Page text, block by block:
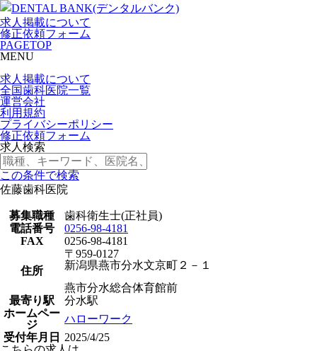
求人掲載について
修正依頼フォーム
PAGETOP
MENU
求人掲載について
全国歯科医院一覧
運営会社
利用規約
プライバシーポリシー
修正依頼フォーム
求人検索
この条件で検索
佐藤歯科医院
募集職種
歯科衛生士(正社員)
電話番号
0256-98-4181
FAX
0256-98-4181
住所
〒959-0127
新潟県燕市分水文京町２－１
燕市分水総合体育館前
最寄り駅
分水駅
ホームペー
ジ
ハローワーク
受付年月日
2025/4/25